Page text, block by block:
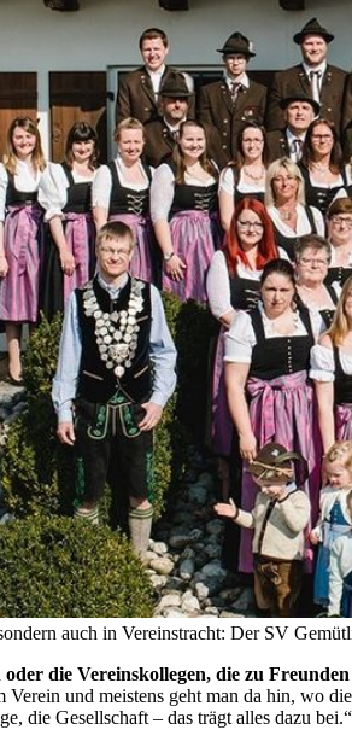
auch in Vereinstracht: Der SV
die Vereinskollegen, die zu
und meistens geht man da hin, wo
die Gesellschaft – das trägt alles dazu bei.“